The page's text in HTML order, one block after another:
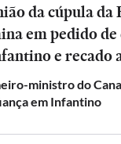
da cúpula da
em pedido de
e recado
ministro do
em Infantino